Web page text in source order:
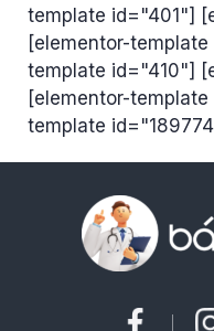
template id="401"]
[elementor-
template id="410"]
[elementor-
template